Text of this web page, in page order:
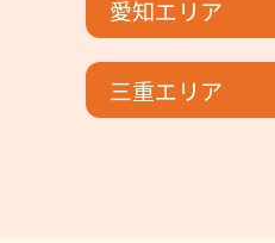
愛知エリア
三重エリア